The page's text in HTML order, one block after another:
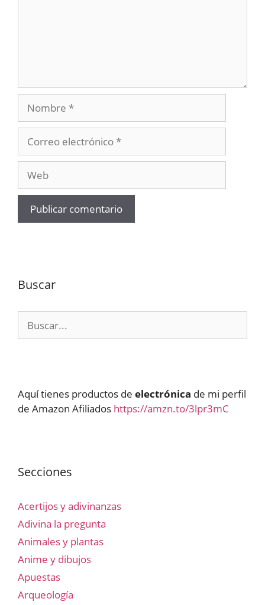
Nombre
electrónico
Buscar
Aquí tienes productos de electrónica de mi perfil
de Amazon Afiliados https://amzn.to/3lpr3mC
Secciones
Acertijos y adivinanzas
Adivina la pregunta
Animales y plantas
Anime y dibujos
Apuestas
Arqueología